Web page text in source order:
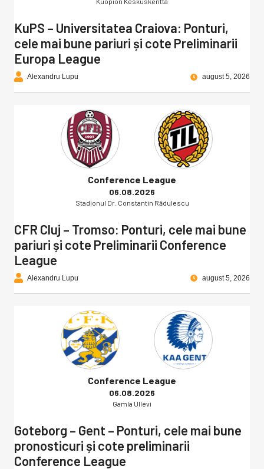
KuPS – Universitatea Craiova: Ponturi,
cele mai bune pariuri și cote Preliminarii
Europa League
Alexandru Lupu august 5, 2026
Conference League
06.08.2026
Stadionul Dr. Constantin Rădulescu
CFR Cluj – Tromso: Ponturi, cele mai bune
pariuri și cote Preliminarii Conference
League
Alexandru Lupu august 5, 2026
Conference League
06.08.2026
Gamla Ullevi
Goteborg – Gent – Ponturi, cele mai bune
pronosticuri și cote preliminarii
Conference League